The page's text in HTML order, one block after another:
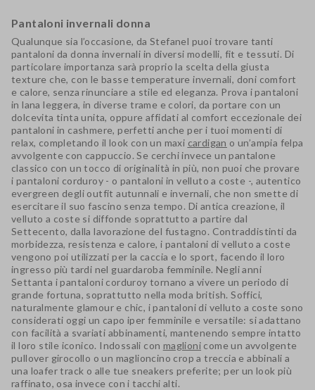
Pantaloni invernali donna
Qualunque sia l’occasione, da Stefanel puoi trovare tanti
pantaloni da donna invernali in diversi modelli, fit e tessuti. Di
particolare importanza sarà proprio la scelta della giusta
texture che, con le basse temperature invernali, doni comfort
e calore, senza rinunciare a stile ed eleganza. Prova i pantaloni
in lana leggera, in diverse trame e colori, da portare con un
dolcevita tinta unita, oppure affidati al comfort eccezionale dei
pantaloni in cashmere, perfetti anche per i tuoi momenti di
relax, completando il look con un maxi cardigan o un’ampia felpa
avvolgente con cappuccio. Se cerchi invece un pantalone
classico con un tocco di originalità in più, non puoi che provare
i pantaloni corduroy - o pantaloni in velluto a coste -, autentico
evergreen degli outfit autunnali e invernali, che non smette di
esercitare il suo fascino senza tempo. Di antica creazione, il
velluto a coste si diffonde soprattutto a partire dal
Settecento, dalla lavorazione del fustagno. Contraddistinti da
morbidezza, resistenza e calore, i pantaloni di velluto a coste
vengono poi utilizzati per la caccia e lo sport, facendo il loro
ingresso più tardi nel guardaroba femminile. Negli anni
Settanta i pantaloni corduroy tornano a vivere un periodo di
grande fortuna, soprattutto nella moda british. Soffici,
naturalmente glamour e chic, i pantaloni di velluto a coste sono
considerati oggi un capo iper femminile e versatile: si adattano
con facilità a svariati abbinamenti, mantenendo sempre intatto
il loro stile iconico. Indossali con maglioni come un avvolgente
pullover girocollo o un maglioncino crop a treccia e abbinali a
una loafer track o alle tue sneakers preferite; per un look più
raffinato, osa invece con i tacchi alti.